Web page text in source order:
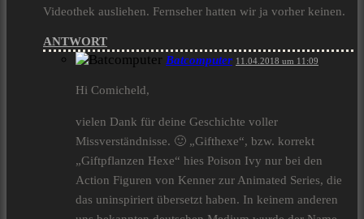
Videothek ausliehen. Fernseher hatten wir ja vorher keinen.
ANTWORT
Batcomputer 11.04.2018 um 11:09
Hi Comicheld,
vielen Dank für deine Geschichte voller
Missverständnisse. 🙂 „Gifthexe“, bzw. korrekt
„Giftpflanzen Hexe“ hies Poison Ivy nur bei den
Action Figuren von Kenner zur Animated Series, die
das uninspiriert übersetzt haben. In keinem anderen